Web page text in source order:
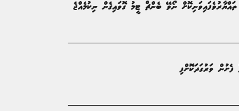
ތައްޔާރުވެފައިވަނިކޮށް ނޯވޭ ބެންޗް ޓީމު ގޮވައިގެން ނިކުމެއްޖެ
ފެށުން ވަރުގަދަކޮށްފި